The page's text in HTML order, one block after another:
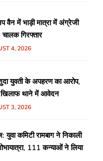
वैन में भाड़ी मात्रा में अंग्रेजी
चालक गिरफ्तार
4, 2026
युवती के अपहरण का आरोप,
खिलाफ थाने में आवेदन
3, 2026
कमिटी रामबाग ने निकाली
111 कन्याओं ने लिया